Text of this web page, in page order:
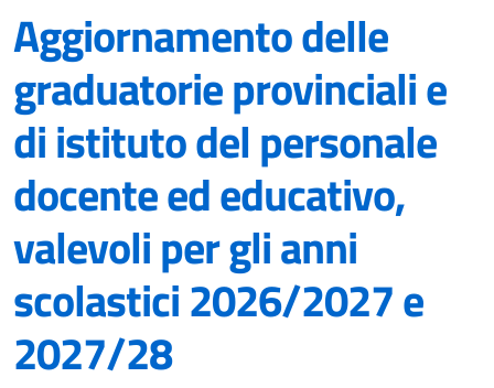
Aggiornamento delle
graduatorie provinciali e
di istituto del personale
docente ed educativo,
valevoli per gli anni
scolastici 2026/2027 e
2027/28